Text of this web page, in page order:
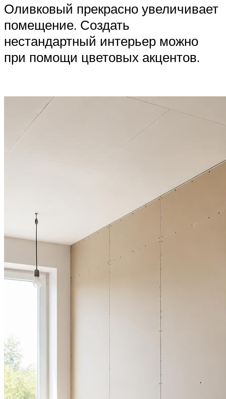
Оливковый прекрасно увеличивает
помещение. Создать
нестандартный интерьер можно
при помощи цветовых акцентов.